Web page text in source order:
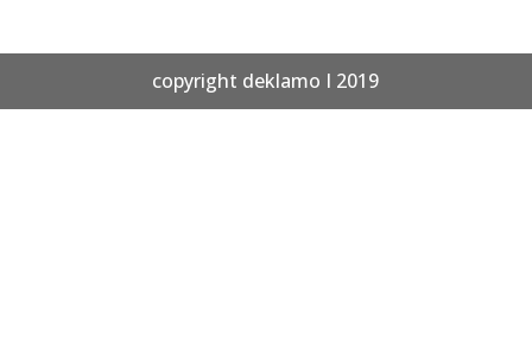
copyright deklamo I 2019